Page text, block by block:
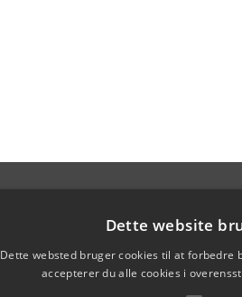
Dette website
Dette websted bruger cookies til at forbedre
accepterer du alle cookies i